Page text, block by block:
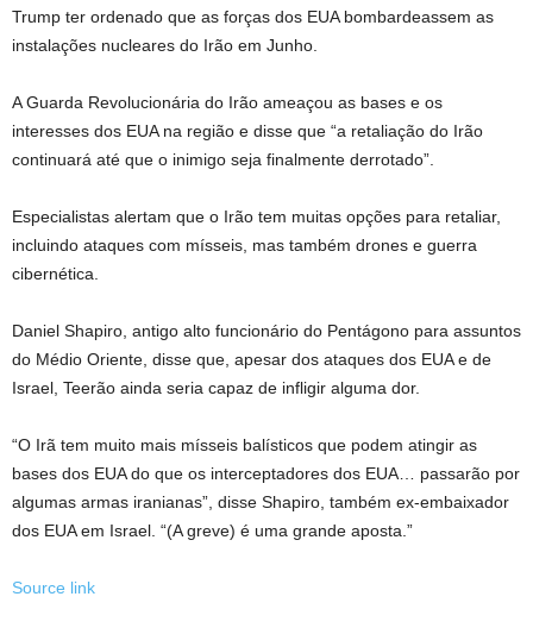
Trump ter ordenado que as forças dos EUA bombardeassem as
instalações nucleares do Irão em Junho.
A Guarda Revolucionária do Irão ameaçou as bases e os
interesses dos EUA na região e disse que “a retaliação do Irão
continuará até que o inimigo seja finalmente derrotado”.
Especialistas alertam que o Irão tem muitas opções para retaliar,
incluindo ataques com mísseis, mas também drones e guerra
cibernética.
Daniel Shapiro, antigo alto funcionário do Pentágono para assuntos
do Médio Oriente, disse que, apesar dos ataques dos EUA e de
Israel, Teerão ainda seria capaz de infligir alguma dor.
“O Irã tem muito mais mísseis balísticos que podem atingir as
bases dos EUA do que os interceptadores dos EUA… passarão por
algumas armas iranianas”, disse Shapiro, também ex-embaixador
dos EUA em Israel. “(A greve) é uma grande aposta.”
Source link